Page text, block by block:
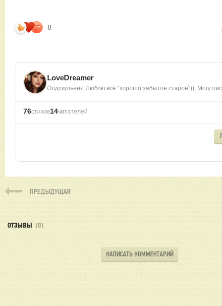
8
LoveDreamer
Олдскульник. Люблю всё "хорошо забытое старое")). Могу
76стихов14читателей
ПРЕДЫДУЩАЯ
ОТЗЫВЫ (0)
НАПИСАТЬ КОММЕНТАРИЙ